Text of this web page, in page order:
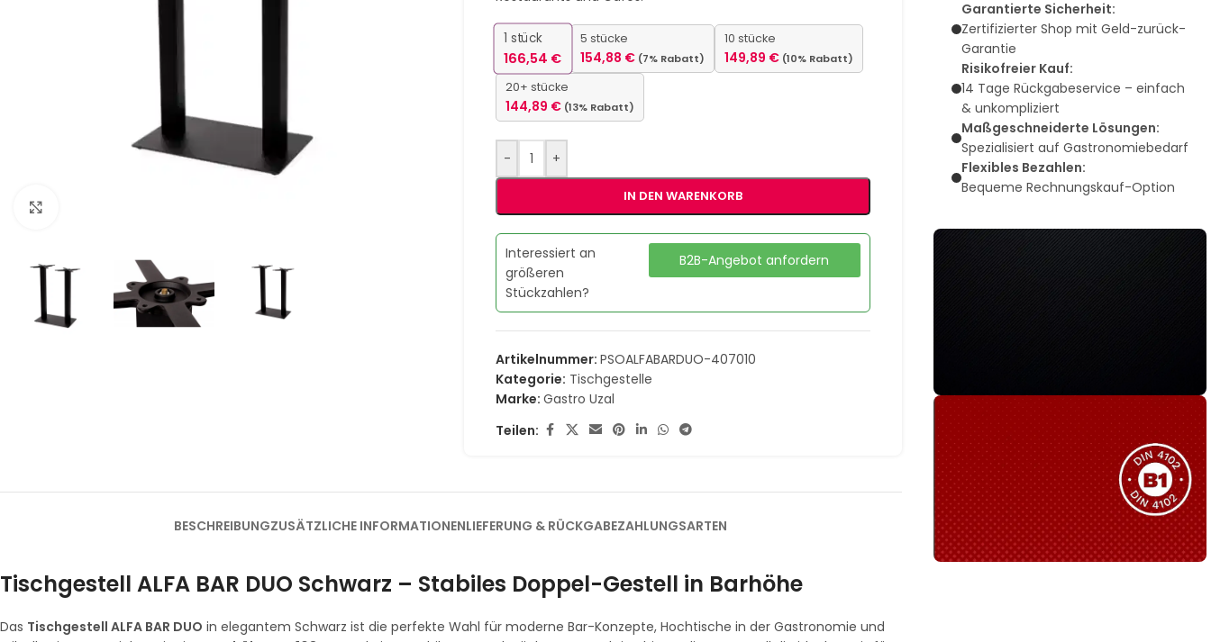
1 stück
166,54 €
5 stücke
154,88 € (7% Rabatt)
10 stücke
149,89 € (10% Rabatt)
20+ stücke
144,89 € (13% Rabatt)
- +
IN DEN WARENKORB
Interessiert an
größeren
Stückzahlen?
B2B-Angebot anfordern
Artikelnummer:PSOALFABARDUO-407010
Kategorie: Tischgestelle
Marke:Gastro Uzal
Teilen:
BESCHREIBUNGZUSÄTZLICHE INFORMATIONENLIEFERUNG & RÜCKGABEZAHLUNGSARTEN
Tischgestell ALFA BAR DUO Schwarz – Stabiles Doppel-Gestell in Barhöhe
Das Tischgestell ALFA BAR DUO in elegantem Schwarz ist die perfekte Wahl für moderne Bar-Konzepte, Hochtische in der Gastronomie und
Garantierte Sicherheit:
Zertifizierter Shop mit Geld-zurück-
Garantie
Risikofreier Kauf:
14 Tage Rückgabeservice – einfach
& unkompliziert
Maßgeschneiderte Lösungen:
Spezialisiert auf Gastronomiebedarf
Flexibles Bezahlen:
Bequeme Rechnungskauf-Option
Sie haben nicht das passende
Produkt gefunden?
Wir helfen Ihnen gerne weiter!